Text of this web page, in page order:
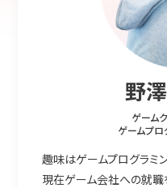
野
ゲーム
ゲームプロ
趣味はゲームプログラミ
現在ゲーム会社への就職